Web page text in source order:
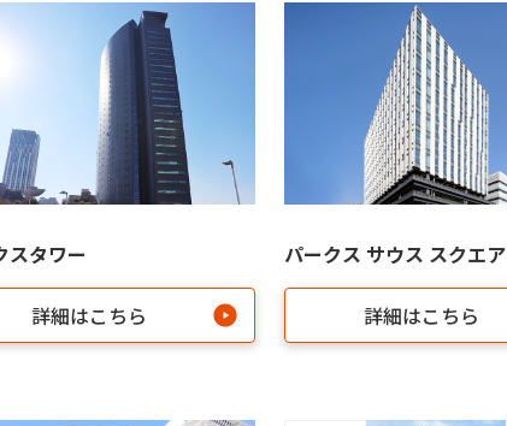
スタワー
詳細はこちら
パークス サウス スクエア
詳細はこちら